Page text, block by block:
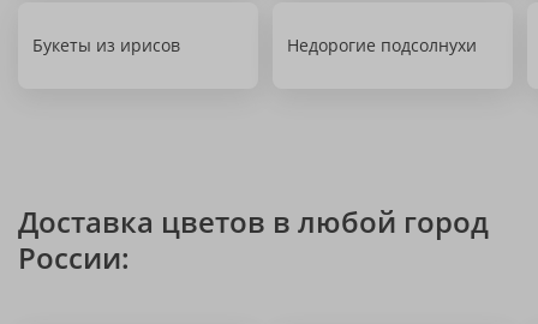
Букеты из ирисов Недорогие подсолнухи
Доставка цветов в любой город
России: